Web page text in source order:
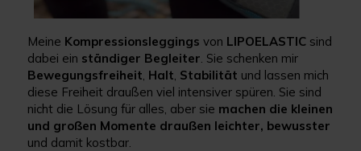
Meine Kompressionsleggings von LIPOELASTIC sind
dabei ein ständiger Begleiter . Sie schenken mir
Bewegungsfreiheit Halt Stabilität und lassen mich
diese Freiheit draußen viel intensiver spüren. Sie sind
nicht die Lösung für alles, aber sie machen die kleinen
und großen Momente draußen leichter, bewusster
und damit kostbar.